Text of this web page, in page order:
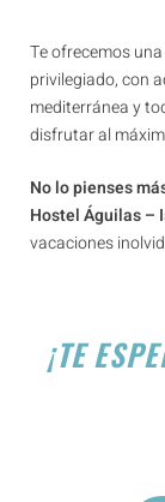
Te ofrecemos
privilegiado, con
mediterránea y
disfrutar al
No lo pienses
Hostel Águilas –
vacaciones
¡TE